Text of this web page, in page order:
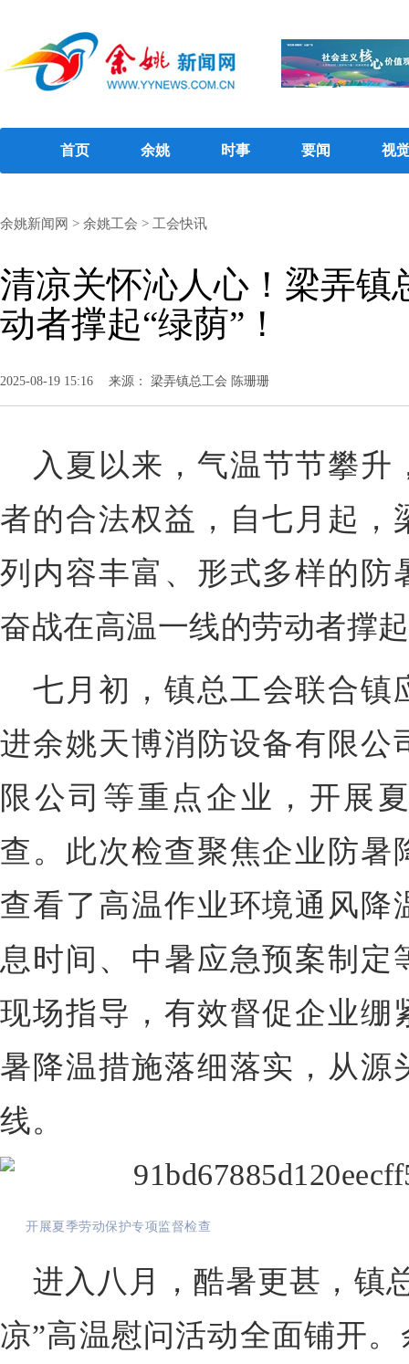
首页 余姚 时事 要闻 视
余姚新闻网 > 余姚工会 > 工会快讯
清凉关怀沁人心！梁弄镇
动者撑起“绿荫”！
2025-08-19 15:16 来源： 梁弄镇总工会 陈珊珊
入夏以来，气温节节攀
者的合法权益， 自七月起，
列内容丰富、形式多样的防
奋战在高温一线的劳动者撑
七月初，镇总工会联合镇
进余姚天博消防设备有限公
限公司等重点企业，开展
查。此次检查聚焦企业防暑
查看了高温作业环境通风降
息时间、中暑应急预案制定
现场指导，有效督促企业绷
暑降温措施落细落实，从源
线。
开展夏季劳动保护专项监督检查
进入八月，酷暑更甚，镇
凉”高温慰问活动全面铺开